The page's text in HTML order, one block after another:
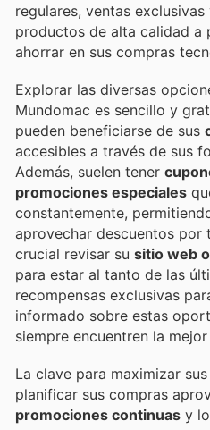
regulares, ventas
productos de alta calidad a
ahorrar en sus compras
Explorar las diversas
Mundomac es sencillo y
pueden beneficiarse de sus
accesibles a través de sus
Además, suelen tener
promociones especiales
constantemente,
aprovechar descuentos por
crucial revisar su sitio web
para estar al tanto de las
recompensas exclusivas
informado sobre estas
siempre encuentren la
La clave para maximizar
planificar sus compras
promociones continuas y